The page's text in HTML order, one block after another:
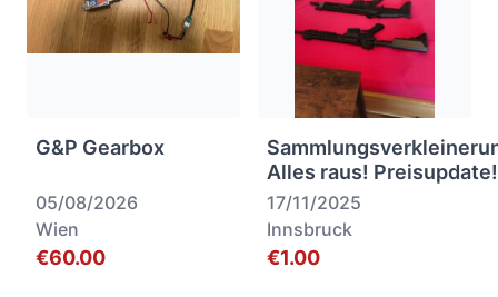
G&P Gearbox
05/08/2026
Wien
€60.00
Alles raus!
17/11/2025
Innsbruck
€1.00